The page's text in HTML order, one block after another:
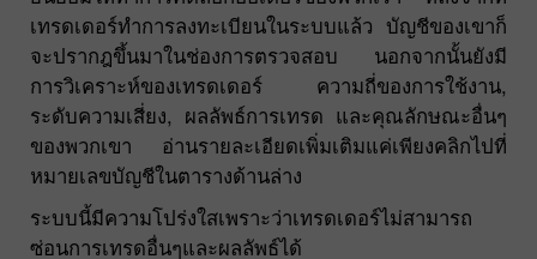
เทรดเดอร์ทำการลงทะเบียนในระบบแล้ว บัญชีของเขาก็
จะปรากฎขึ้นมาในช่องการตรวจสอบ นอกจากนั้นยังมี
การวิเคราะห์ของเทรดเดอร์ ความถี่ของการใช้งาน,
ระดับความเสี่ยง, ผลลัพธ์การเทรด และคุณลักษณะอื่นๆ
ของพวกเขา อ่านรายละเอียดเพิ่มเติมแค่เพียงคลิกไปที่
หมายเลขบัญชีในตารางด้านล่าง
ระบบนี้มีความโปร่งใสเพราะว่าเทรดเดอร์ไม่สามารถ
ซ่อนการเทรดอื่นๆและผลลัพธ์ได้